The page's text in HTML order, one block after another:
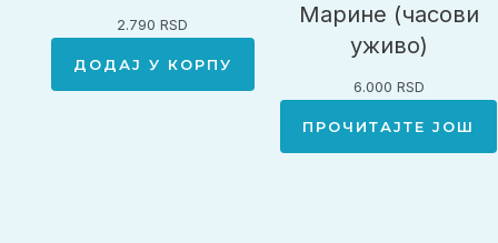
2.790RSD
ДОДАЈ У КОРПУ
Марине (часови
уживо)
6.000 RSD
ПРОЧИТАЈТЕ ЈОШ